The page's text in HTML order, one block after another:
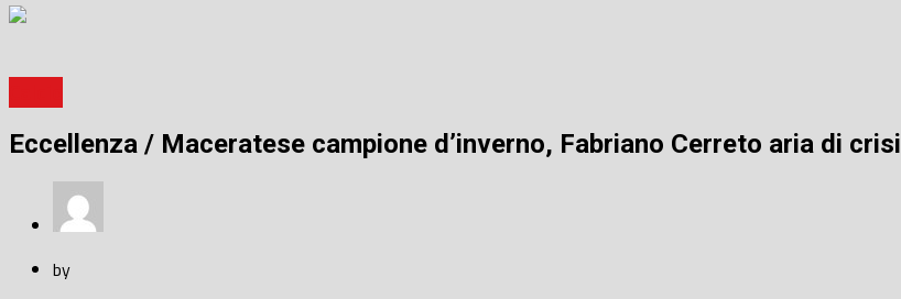
Eccellenza / Maceratese campione d’inverno, Fabriano Cerreto aria di crisi
by